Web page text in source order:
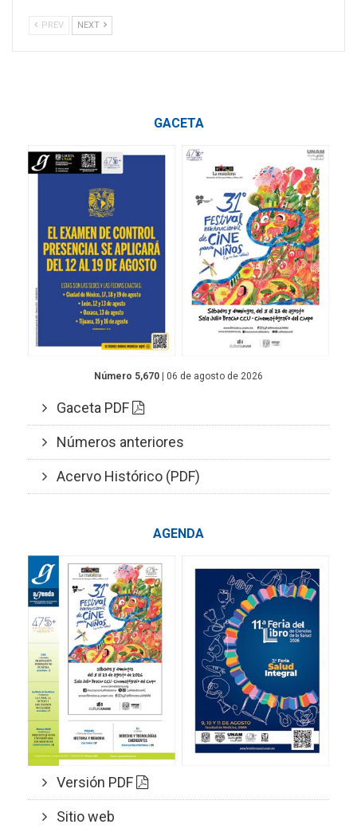
PREV NEXT
GACETA
Número 5,670 | 06 de agosto de 2026
Gaceta PDF
Números anteriores
Acervo Histórico (PDF)
AGENDA
Versión PDF
Sitio web